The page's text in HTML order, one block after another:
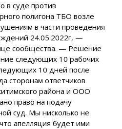
в суде против
полигона ТБО возле
в части проведения
24.05.2022г, —
сообщества. — Решение
следующих 10 рабочих
10 дней после
сторонам ответчиков
района и ООО
право на подачу
суд. Мы нисколько не
апелляция будет ими